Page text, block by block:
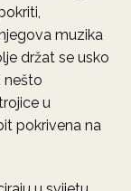
muzika
držat se usko
nešto
u
pokrivena na